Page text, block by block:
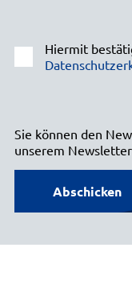
Hiermit
Sie können den
unserem
Abschicken